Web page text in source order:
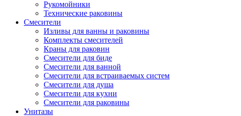
Рукомойники
Технические раковины
Смесители
Изливы для ванны и раковины
Комплекты смесителей
Краны для раковин
Смесители для биде
Смесители для ванной
Смесители для встраиваемых систем
Смесители для душа
Смесители для кухни
Смесители для раковины
Унитазы